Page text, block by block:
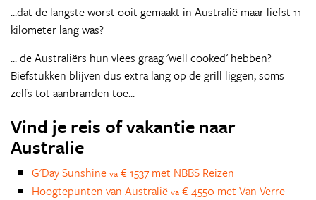
...dat de langste worst ooit gemaakt in Australië maar liefst 11
kilometer lang was?
... de Australiërs hun vlees graag 'well cooked' hebben?
Biefstukken blijven dus extra lang op de grill liggen, soms
zelfs tot aanbranden toe...
Vind je reis of vakantie naar
Australie
G'Day Sunshine va € 1537 met NBBS Reizen
Hoogtepunten van Australië va € 4550 met Van Verre